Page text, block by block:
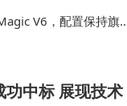
V6，配置保持旗
中标 展现技术